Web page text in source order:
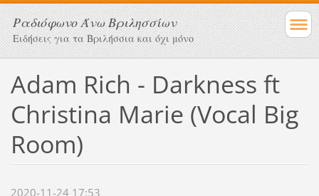
Ραδιόφωνο Άνω Βριλησσίων
Ειδήσεις για τα Βριλήσσια και όχι μόνο
Adam Rich - Darkness ft
Christina Marie (Vocal Big
Room)
2020-11-24 17:53